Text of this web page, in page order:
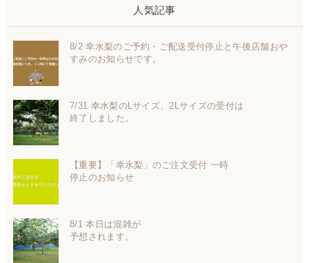
人気記事
8/2 幸水梨のご予約・ご配送受付停止と午後店舗おや
すみのお知らせです。
7/31 幸水梨のLサイズ、2Lサイズの受付は
終了しました。
【重要】「幸水梨」のご注文受付 一時
停止のお知らせ
8/1 本日は混雑が
予想されます。